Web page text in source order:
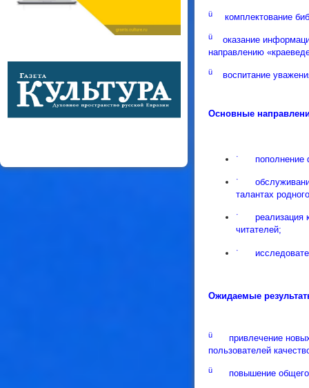
ü комплектование
ü оказание
направлению
ü воспитание
Основные
· пополнение
·
талантах
· реализация
читателей;
·
Ожидаемые
ü привлечение
пользователей
ü повышение общего